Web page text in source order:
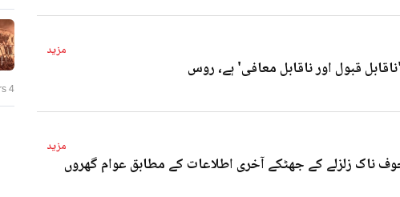
مزید
قبول اور ناقابل معافی' ہے، روس
مزید
میں 7۰3شدت کے خوف ناک زلزلے کے جھٹکے آخری اطلاعات کے مطابق عوام گھروں
4 years پہلے